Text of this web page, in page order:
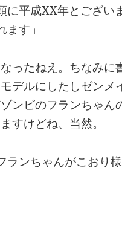
に平成XX年とござい
ます」
ったねえ。ちなみ
デルにしたしゼン
ンビのフランちゃん
すけどね、当然。
ランちゃんがこおり